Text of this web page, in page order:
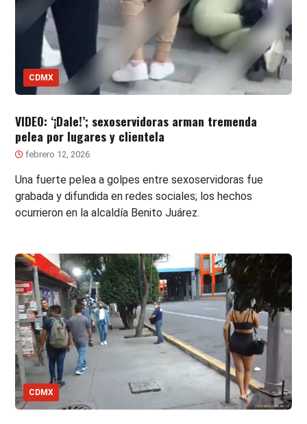
CDMX
VIDEO: ‘¡Dale!’; sexoservidoras arman tremenda
pelea por lugares y clientela
febrero 12, 2026
Una fuerte pelea a golpes entre sexoservidoras fue
grabada y difundida en redes sociales; los hechos
ocurrieron en la alcaldía Benito Juárez.
CDMX